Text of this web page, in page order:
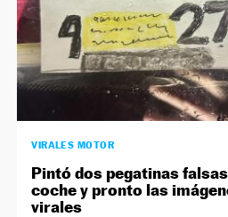
VIRALES MOTOR
Pintó dos pegatinas
coche y pronto las
virales